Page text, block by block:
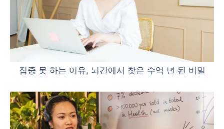
집중 못 하는 이유, 뇌간에서 찾은 수억 년 된 비밀